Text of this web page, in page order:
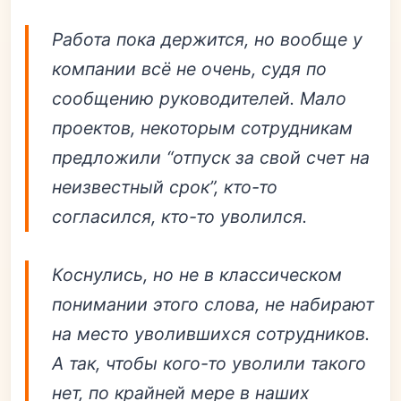
Работа пока держится, но вообще у
компании всё не очень, судя по
сообщению руководителей. Мало
проектов, некоторым сотрудникам
предложили “отпуск за свой счет на
неизвестный срок”, кто-то
согласился, кто-то уволился.
Коснулись, но не в классическом
понимании этого слова, не набирают
на место уволившихся сотрудников.
А так, чтобы кого-то уволили такого
нет, по крайней мере в наших